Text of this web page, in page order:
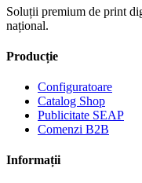
Soluții premium de print
național.
Producție
Configuratoare
Catalog Shop
Publicitate SEAP
Comenzi B2B
Informații